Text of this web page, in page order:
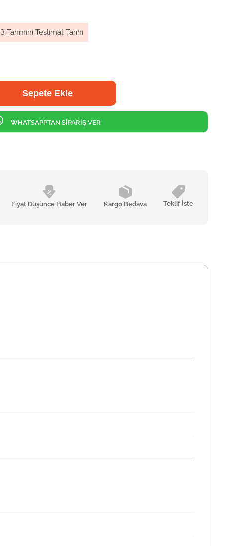
3 Tahmini Teslimat Tarihi
Fiyat Düşünce Haber Ver Kargo Bedava Teklif İste
WHATSAPPTAN SİPARİŞ VER